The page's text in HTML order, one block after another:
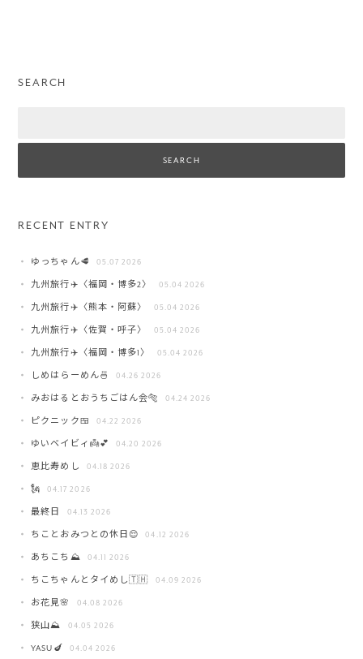
SEARCH
RECENT ENTRY
ゆっちゃん🥩 05.07 2026
九州旅行✈️〈福岡・博多2〉 05.04 2026
九州旅行✈️〈熊本・阿蘇〉 05.04 2026
九州旅行✈️〈佐賀・呼子〉 05.04 2026
九州旅行✈️〈福岡・博多1〉 05.04 2026
しめはらーめん🍜 04.26 2026
みおはるとおうちごはん会🐅 04.24 2026
ピクニック🍱 04.22 2026
ゆいベイビィ👼💕 04.20 2026
恵比寿めし 04.18 2026
🗽 04.17 2026
最終日 04.13 2026
ちことおみつとの休日😌 04.12 2026
あちこち⛰️ 04.11 2026
ちこちゃんとタイめし🇹🇭 04.09 2026
お花見🌸 04.08 2026
狭山⛰️ 04.05 2026
YASU🍆 04.04 2026